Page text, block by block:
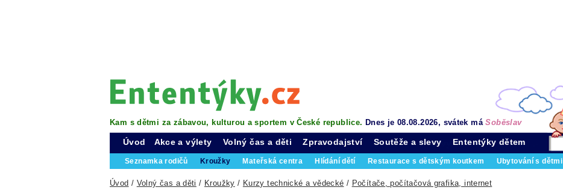
Kam s dětmi za zábavou, kulturou a sportem v České republice. Dnes je 08.08.2026, svátek máSoběslav
Úvod Akce a výlety Volný čas a děti
Seznamka rodičů Kroužky Mateřská centra Hlídání dětí Restaurace s dětským koutkem Ubytování s dětmi
Zpravodajství Soutěže a slevy Ententýky dětem
Úvod / Volný čas a děti / Kroužky / Kurzy technické a vědecké / Počítače, počítačová grafika, internet